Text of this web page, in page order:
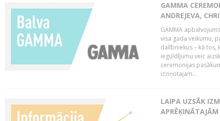
GAMMA
ANDREJEVA,
GAMMA
visa gada veikumu,
dalībniekus – kā tos,
ieguldījumu veic
ceremonijas
izziņotajam...
LAIPA UZSĀK